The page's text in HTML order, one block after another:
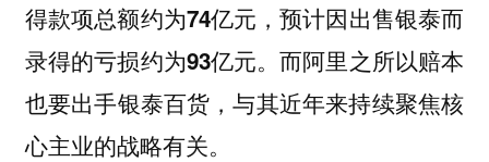
得款项总额约为74亿元，预计因出售银泰而
录得的亏损约为93亿元。而阿里之所以赔本
也要出手银泰百货，与其近年来持续聚焦核
心主业的战略有关。